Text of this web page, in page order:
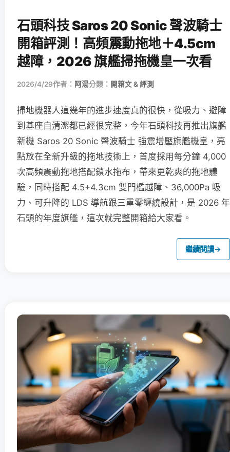
石頭科技 Saros 20 Sonic 聲波騎士
開箱評測！高頻震動拖地＋4.5cm
越障，2026 旗艦掃拖機皇一次看
2026/4/29作者： 阿湯分類： 開箱文 & 評測
掃地機器人這幾年的進步速度真的很快，從吸力、避障
到基座自清潔都已經很完整，今年石頭科技再推出旗艦
新機 Saros 20 Sonic 聲波騎士 強震增壓旗艦機皇，亮
點放在全新升級的拖地技術上，首度採用每分鐘 4,000
次高頻震動拖地搭配鎖水拖布，帶來更乾爽的拖地體
驗，同時搭配 4.5+4.3cm 雙門檻越障、36,000Pa 吸
力、可升降的 LDS 導航跟三重零纏繞設計，是 2026 年
石頭的年度旗艦，這次就完整開箱給大家看。
繼續閱讀→